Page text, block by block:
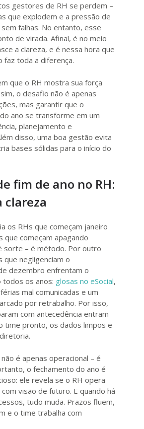
gestores de RH se perdem –
que explodem e a pressão de
falhas. No entanto, esse
de virada. Afinal, é no meio
a clareza, e é nessa hora que
faz toda a diferença.
que o RH mostra sua força
o desafio não é apenas
mas garantir que o
ano se transforme em um
planejamento e
disso, uma boa gestão evita
bases sólidas para o início do
fim de ano no RH:
clareza
os RHs que começam janeiro
que começam apagando
sorte – é método. Por outro
que negligenciam o
dezembro enfrentam o
os anos: glosas no eSocial,
mal comunicadas e um
por retrabalho. Por isso,
com antecedência entram
time pronto, os dados limpos e
é apenas operacional – é
o fechamento do ano é
ele revela se o RH opera
visão de futuro. E quando há
tudo muda. Prazos fluem,
e o time trabalha com